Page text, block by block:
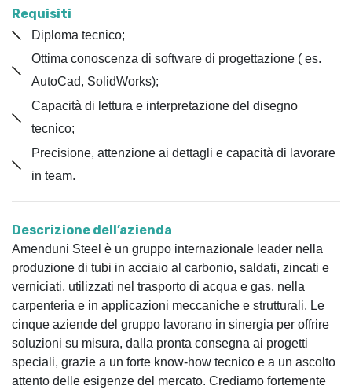
Requisiti
Diploma tecnico;
Ottima conoscenza di software di progettazione ( es.
AutoCad, SolidWorks);
Capacità di lettura e interpretazione del disegno
tecnico;
Precisione, attenzione ai dettagli e capacità di lavorare
in team.
Descrizione dell’azienda
Amenduni Steel è un gruppo internazionale leader nella
produzione di tubi in acciaio al carbonio, saldati, zincati e
verniciati, utilizzati nel trasporto di acqua e gas, nella
carpenteria e in applicazioni meccaniche e strutturali. Le
cinque aziende del gruppo lavorano in sinergia per offrire
soluzioni su misura, dalla pronta consegna ai progetti
speciali, grazie a un forte know-how tecnico e a un ascolto
attento delle esigenze del mercato. Crediamo fortemente